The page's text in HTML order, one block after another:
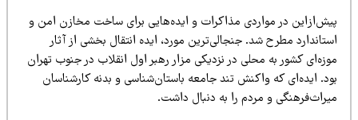
در مواردی مذاکرات و ایده‌هایی برای ساخت مخازن امن و
مطرح شد. جنجالی‌ترین مورد، ایده انتقال بخشی از آثار
کشور به محلی در نزدیکی مزار رهبر اول انقلاب در جنوب تهران
ایده‌ای که واکنش تند جامعه باستان‌شناسی و بدنه کارشناسان
و مردم را به دنبال داشت.